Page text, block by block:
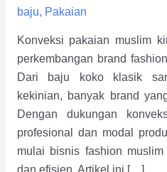
baju, Pakaian
Konveksi pakaian muslim
perkembangan brand
Dari baju koko klasik
kekinian, banyak brand
Dengan dukungan
profesional dan modal
mulai bisnis fashion
dan efisien. Artikel ini […]